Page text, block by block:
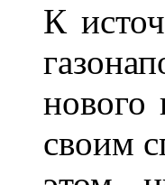
К
нового
своим